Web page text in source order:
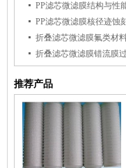
PP滤芯微滤膜结构与性
PP滤芯微滤膜核径迹蚀
折叠滤芯微滤膜氟类材
折叠滤芯微滤膜错流膜
推荐产品